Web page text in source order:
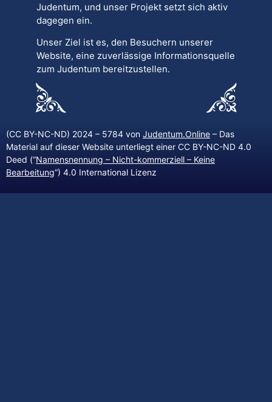
Judentum, und unser Projekt setzt sich aktiv
dagegen ein.
Unser Ziel ist es, den Besuchern unserer
Website, eine zuverlässige Informationsquelle
zum Judentum bereitzustellen.
(CC BY-NC-ND) 2024 – 5784 von Judentum.Online – Das
Material auf dieser Website unterliegt einer CC BY-NC-ND 4.0
Deed (“Namensnennung – Nicht-kommerziell – Keine
Bearbeitung“) 4.0 International Lizenz